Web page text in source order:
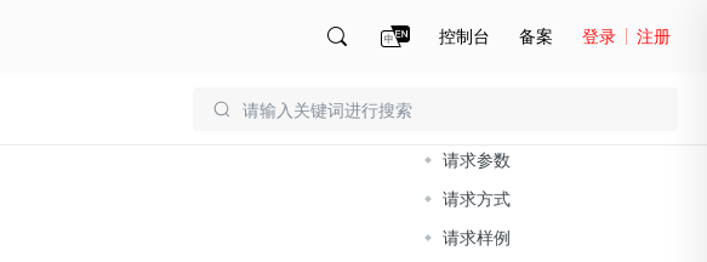
控制台 备案 登录 注册
请求参数
请求方式
请求样例